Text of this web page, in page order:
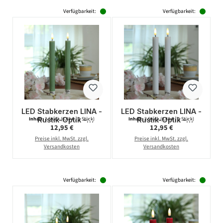
Verfügbarkeit:
LED Stabkerzen LINA -
Rustik-Optik -
Echtwachs - 3D
Flamme - H: 24cm -
Timer - grün - 2er Set
Inhalt:2 Stück(6,48 € / 1 Stück)
Regulärer Preis:
12,95 €
Preise inkl. MwSt. zzgl.
Versandkosten
Verfügbarkeit:
LED Stabkerzen LINA -
Rustik-Optik -
Echtwachs - 3D
Flamme - H: 24cm -
Timer - weiß - 2er Set
Inhalt:2 Stück(6,48 € / 1 Stück)
Regulärer Preis:
12,95 €
Preise inkl. MwSt. zzgl.
Versandkosten
Verfügbarkeit: Verfügbarkeit: